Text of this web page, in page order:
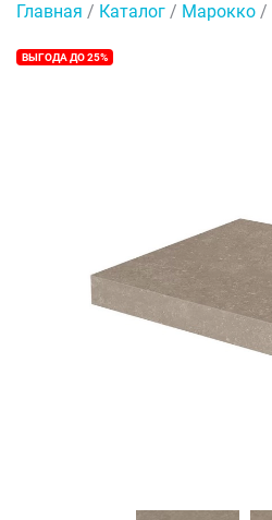
Главная / Каталог / Марокко /
ВЫГОДА ДО 25%